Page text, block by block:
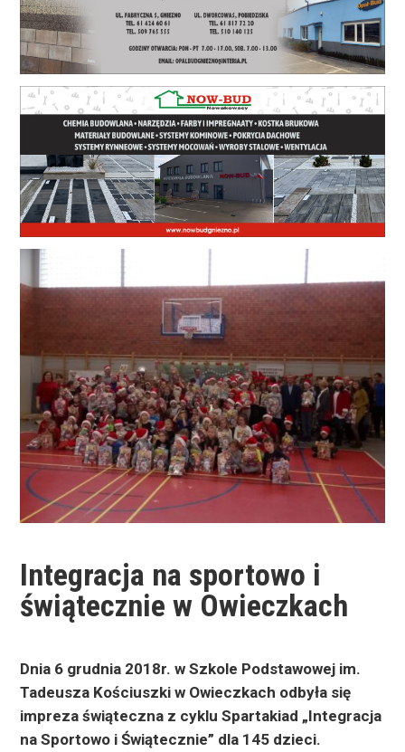
Integracja na sportowo i
świątecznie w Owieczkach
Dnia 6 grudnia 2018r. w Szkole Podstawowej im.
Tadeusza Kościuszki w Owieczkach odbyła się
impreza świąteczna z cyklu Spartakiad „Integracja
na Sportowo i Świątecznie” dla 145 dzieci.